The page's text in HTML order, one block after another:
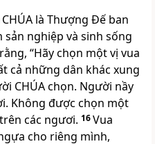
là Thượng Đế ban
nghiệp và sinh sống
“Hãy chọn một vị vua
cả những dân khác xung
CHÚA chọn. Người nầy
Không được chọn một
các ngươi. 16Vua
cho riêng mình,